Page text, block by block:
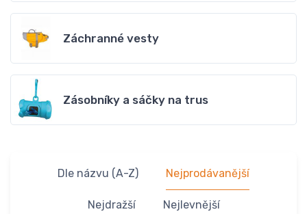
Záchranné vesty
Zásobníky a sáčky na trus
Dle názvu (A-Z) Nejprodávanější
Nejdražší Nejlevnější